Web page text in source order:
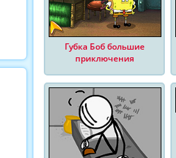
Губка Боб большие
приключения